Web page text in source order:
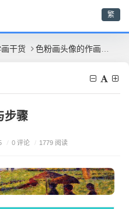
繁
干货 色粉画头像的作画技巧与步骤
步骤
/ 0 评论 / 1779 阅读